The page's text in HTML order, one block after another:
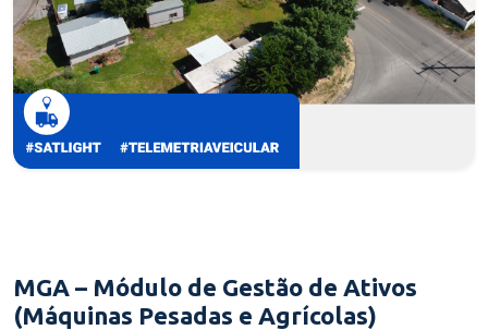
MGA – Módulo de Gestão de Ativos
(Máquinas Pesadas e Agrícolas)